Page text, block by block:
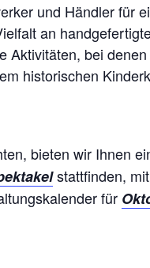
und Händler für
an
bei
historischen
bieten wir Ihnen
stattfinden,
für